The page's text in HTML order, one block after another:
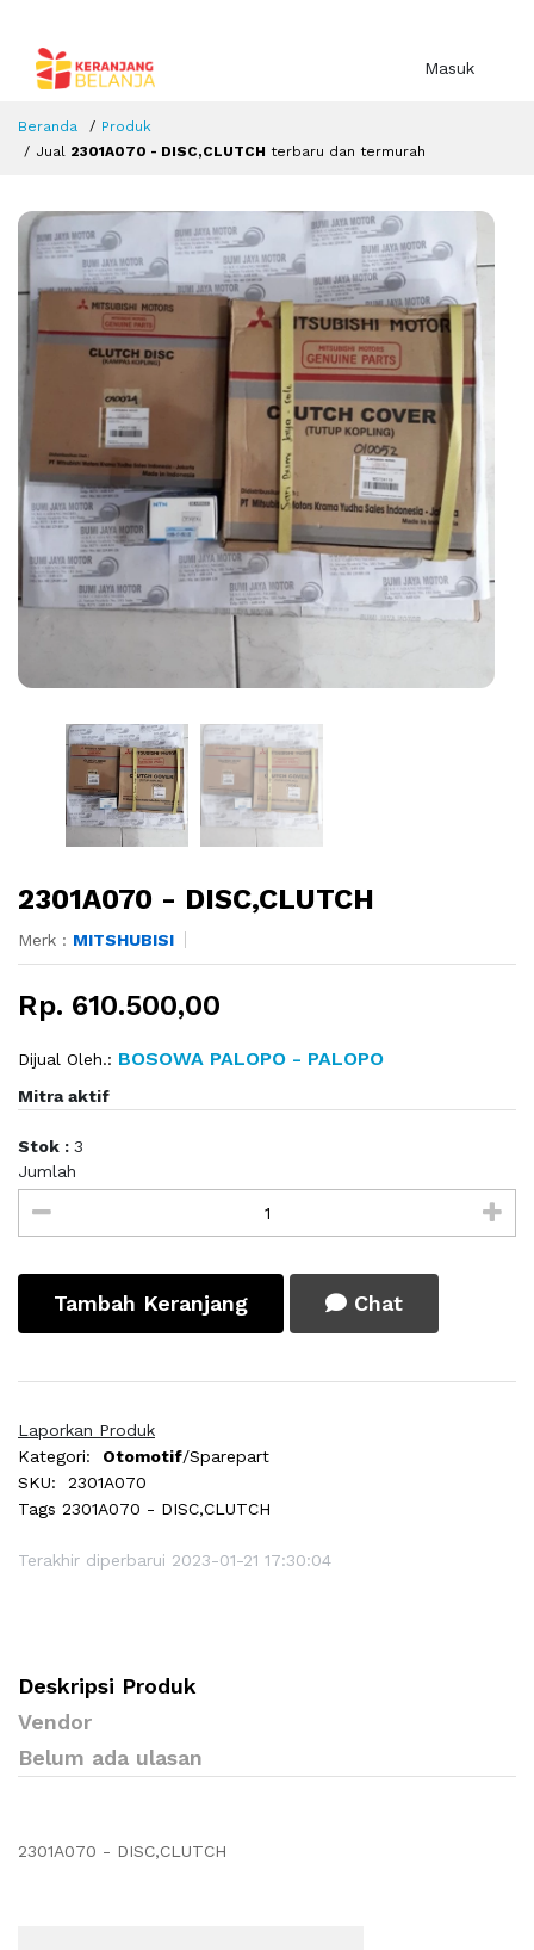
Masuk
Beranda
Produk
Jual 2301A070 - DISC,CLUTCH terbaru dan termurah
2301A070 - DISC,CLUTCH
Merk : MITSHUBISI
Rp. 610.500,00
Dijual Oleh.: BOSOWA PALOPO - PALOPO
Mitra aktif
Stok : 3
Jumlah
Tambah Keranjang Chat
Laporkan Produk
Kategori:
Otomotif/Sparepart
SKU:
2301A070
Tags 2301A070 - DISC,CLUTCH
Terakhir diperbarui 2023-01-21 17:30:04
Deskripsi Produk
Vendor
Belum ada ulasan
2301A070 - DISC,CLUTCH